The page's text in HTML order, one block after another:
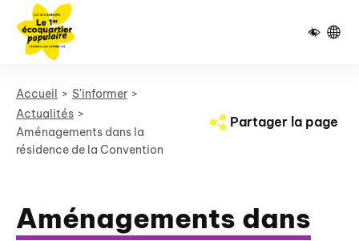
Accueil
S'informer
Actualités
Aménagements dans la
résidence de la Convention
Partager la page
Aménagements dans
Panneau de gestion des cookies